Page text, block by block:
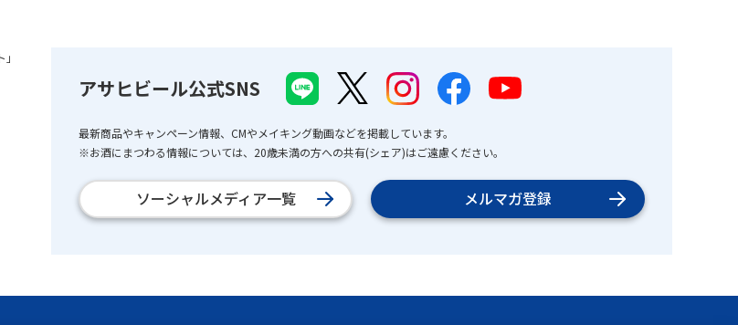
アサヒビール公式SNS
最新商品やキャンペーン情報、CMやメイキング動画などを掲載しています。
※お酒にまつわる情報については、20歳未満の方への共有(シェア)はご遠慮ください。
ソーシャルメディア一覧 メルマガ登録